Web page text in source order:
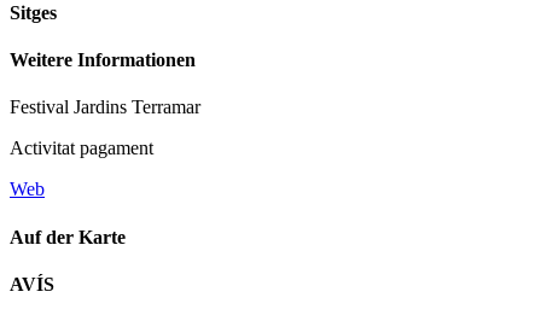
Sitges
Weitere Informationen
Festival Jardins Terramar
Activitat pagament
Web
Auf der Karte
AVÍS